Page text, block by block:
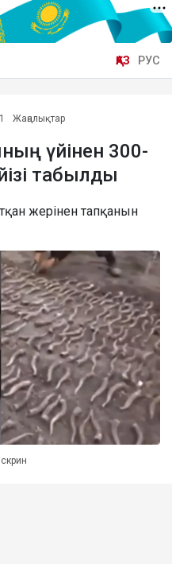
ҚАЗ РУС
Жаңалықтар
үйінен 300-
табылды
жерінен тапқанын